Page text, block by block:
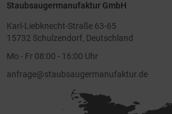
Staubsaugermanufaktur GmbH
Karl-Liebknecht-Straße 63-65
15732 Schulzendorf, Deutschland
Mo - Fr 08:00 - 16:00 Uhr
anfrage@staubsaugermanufaktur.de